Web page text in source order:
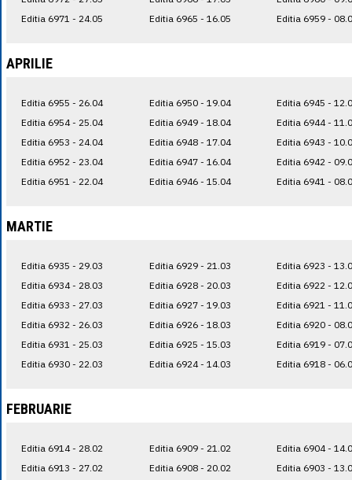
Editia 6971 - 24.05
Editia 6965 - 16.05
Editia 6959 -
APRILIE
Editia 6955 - 26.04
Editia 6954 - 25.04
Editia 6953 - 24.04
Editia 6952 - 23.04
Editia 6951 - 22.04
Editia 6950 - 19.04
Editia 6949 - 18.04
Editia 6948 - 17.04
Editia 6947 - 16.04
Editia 6946 - 15.04
Editia 6945 -
Editia 6944 -
Editia 6943 -
Editia 6942 -
Editia 6941 -
MARTIE
Editia 6935 - 29.03
Editia 6934 - 28.03
Editia 6933 - 27.03
Editia 6932 - 26.03
Editia 6931 - 25.03
Editia 6930 - 22.03
Editia 6929 - 21.03
Editia 6928 - 20.03
Editia 6927 - 19.03
Editia 6926 - 18.03
Editia 6925 - 15.03
Editia 6924 - 14.03
Editia 6923 -
Editia 6922 -
Editia 6921 -
Editia 6920 -
Editia 6919 -
Editia 6918 -
FEBRUARIE
Editia 6914 - 28.02
Editia 6913 - 27.02
Editia 6909 - 21.02
Editia 6908 - 20.02
Editia 6904 -
Editia 6903 -